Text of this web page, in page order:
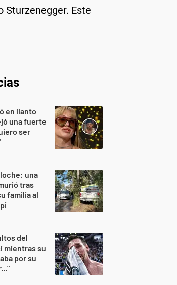
Sturzenegger. Este
en llanto
una fuerte
ser
una
tras
familia al
del
mientras su
por su